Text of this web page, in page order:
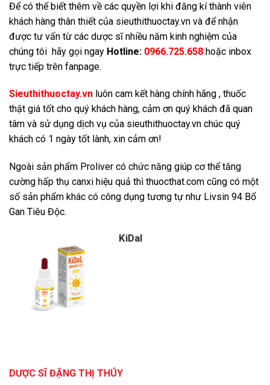
Để có thể biết thêm về các quyền lợi khi đăng kí thành viên
khách hàng thân thiết của sieuthithuoctay.vn và để nhận
được tư vấn từ các dược sĩ nhiều năm kinh nghiệm của
chúng tôi hãy gọi ngay Hotline: 0966.725.658 hoặc inbox
trực tiếp trên fanpage.
Sieuthithuoctay.vn luôn cam kết hàng chính hãng , thuốc
thật giá tốt cho quý khách hàng, cảm ơn quý khách đã quan
tâm và sử dụng dịch vụ của sieuthithuoctay.vn chúc quý
khách có 1 ngày tốt lành, xin cảm ơn!
Ngoài sản phẩm Proliver có chức năng giúp cơ thể tăng
cường hấp thụ canxi hiệu quả thì thuocthat.com cũng có một
số sản phẩm khác có công dụng tương tự như Livsin 94 Bổ
Gan Tiêu Độc.
KiDal
DƯỢC SĨ ĐẶNG THỊ THÚY